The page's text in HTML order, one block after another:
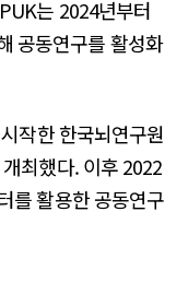
는 2024년부터
공동연구를 활성화
작한 한국뇌연구원
최했다. 이후 2022
를 활용한 공동연구